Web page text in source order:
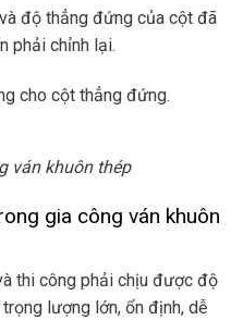
độ thẳng đứng của cột đã
phải chỉnh lại.
cho cột thẳng đứng.
ván khuôn thép
gia công ván khuôn
thi công phải chịu được độ
lượng lớn, ổn định, dễ